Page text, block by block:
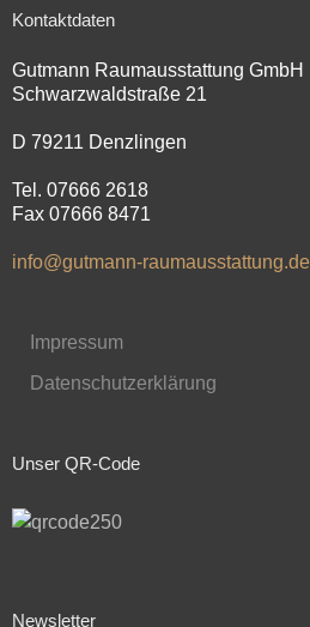
Kontaktdaten
Gutmann Raumausstattung GmbH
Schwarzwaldstraße 21
D 79211 Denzlingen
Tel. 07666 2618
Fax 07666 8471
info@gutmann-raumausstattung.de
Impressum
Datenschutzerklärung
Unser QR-Code
Newsletter